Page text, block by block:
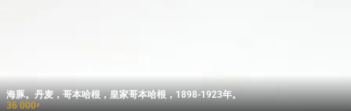
海豚。丹麦，哥本哈根，皇家哥本哈根，1898-1923年。
36 000₽